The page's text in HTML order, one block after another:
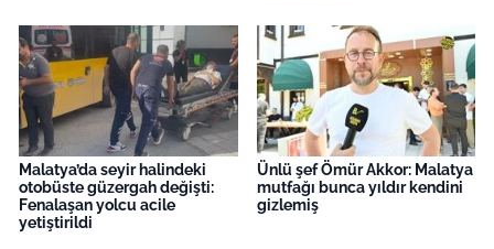
Malatya’da seyir halindeki
otobüste güzergah değişti:
Fenalaşan yolcu acile
yetiştirildi
Ünlü şef Ömür Akkor: Malatya
mutfağı bunca yıldır kendini
gizlemiş